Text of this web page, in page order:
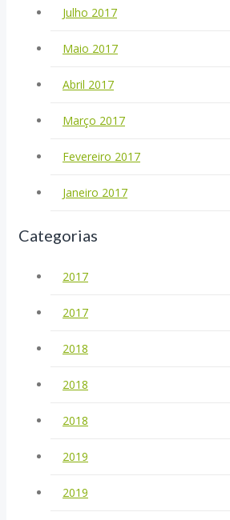
Julho 2017
Maio 2017
Abril 2017
Março 2017
Fevereiro 2017
Janeiro 2017
Categorias
2017
2017
2018
2018
2018
2019
2019